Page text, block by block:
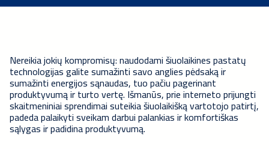
Nereikia jokių kompromisų: naudodami šiuolaikines pastatų
technologijas galite sumažinti savo anglies pėdsaką ir
sumažinti energijos sąnaudas, tuo pačiu pagerinant
produktyvumą ir turto vertę. Išmanūs, prie interneto prijungti
skaitmeniniai sprendimai suteikia šiuolaikišką vartotojo patirtį,
padeda palaikyti sveikam darbui palankias ir komfortiškas
sąlygas ir padidina produktyvumą.